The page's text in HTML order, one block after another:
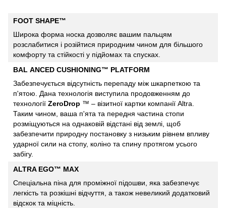
FOOT SHAPE™
Широка форма носка дозволяє вашим пальцям
розслабитися і розійтися природним чином для більшого
комфорту та стійкості у підйомах та спусках.
BAL ANCED CUSHIONING™ PLATFORM
Забезпечується відсутність перепаду між шкарпеткою та
п'ятою. Дана технологія виступила продовженням до
технології ZeroDrop ™ – візитної картки компанії Altra.
Таким чином, ваша п'ята та передня частина стопи
розміщуються на однаковій відстані від землі, щоб
забезпечити природну постановку з низьким рівнем впливу
ударної сили на стопу, коліно та спину протягом усього
забігу.
ALTRA EGO™ MAX
Спеціальна піна для проміжної підошви, яка забезпечує
легкість та розкішні відчуття, а також невеликий додатковий
відскок та міцність.